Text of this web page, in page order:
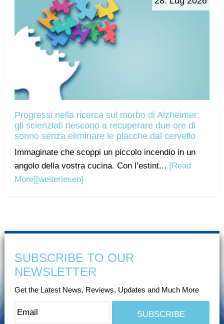
Progressi nella ricerca sul morbo di Alzheimer:
gli scienziati riescono a recuperare due ore di
sonno senza eliminare le placche dal cervello
Immaginate che scoppi un piccolo incendio in un
angolo della vostra cucina. Con l’estint... [Read
More] [weiterlesen]
SUBSCRIBE TO OUR
NEWSLETTER
Get the Latest News, Reviews, Updates and Much More